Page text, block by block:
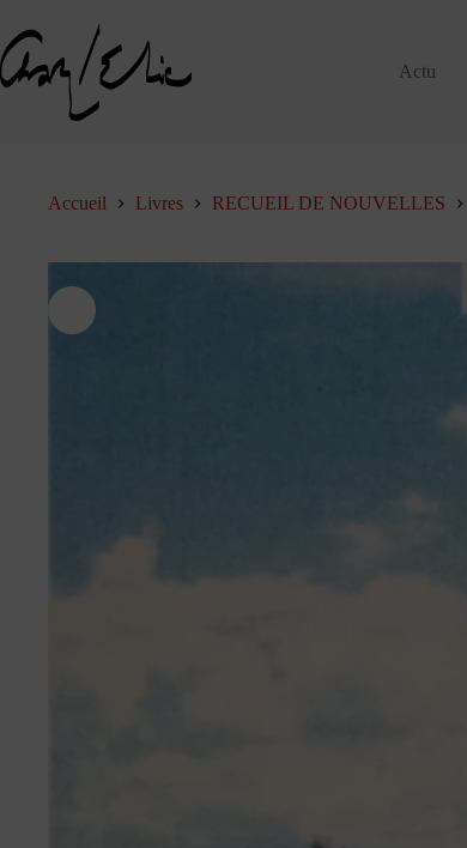
contenu
Actu
Accueil Livres RECUEIL DE NOUVELLES